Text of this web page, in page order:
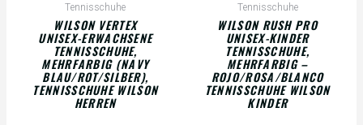
Tennisschuhe
WILSON VERTEX
UNISEX-ERWACHSENE
TENNISSCHUHE,
MEHRFARBIG (NAVY
BLAU/ROT/SILBER),
TENNISSCHUHE WILSON
HERREN
Tennisschuhe
WILSON RUSH PRO
UNISEX-KINDER
TENNISSCHUHE,
MEHRFARBIG –
ROJO/ROSA/BLANCO
TENNISSCHUHE WILSON
KINDER